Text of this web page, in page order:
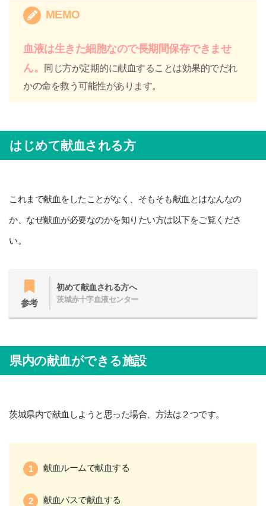
MEMO
血液は生きた細胞なので長期間保存できませ
ん。
同じ方が定期的に献血することは効果的でだれ
かの命を救う可能性があります。
はじめて献血される方
これまで献血をしたことがなく、そもそも献血とはなんなの
か、なぜ献血が必要なのかを知りたい方は以下をご覧くださ
い。
参考
初めて献血される方へ
茨城赤十字血液センター
県内の献血ができる施設
茨城県内で献血しようと思った場合、方法は２つです。
献血ルームで献血する
献血バスで献血する